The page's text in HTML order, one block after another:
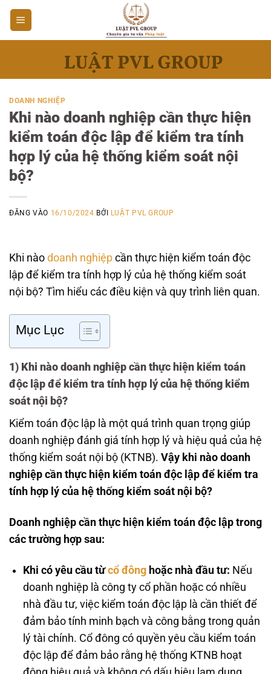
Bỏ
qua
nội
DOANH NGHIỆP
Khi nào doanh nghiệp cần thực hiện
kiểm toán độc lập để kiểm tra tính
hợp lý của hệ thống kiểm soát nội
bộ?
ĐĂNG VÀO 16/10/2024 BỞI LUẬT PVL GROUP
Khi nào doanh nghiệp cần thực hiện kiểm toán độc
lập để kiểm tra tính hợp lý của hệ thống kiểm soát
nội bộ? Tìm hiểu các điều kiện và quy trình liên quan.
Mục Lục
1) Khi nào doanh nghiệp cần thực hiện kiểm toán
độc lập để kiểm tra tính hợp lý của hệ thống kiểm
soát nội bộ?
Kiểm toán độc lập là một quá trình quan trọng giúp
doanh nghiệp đánh giá tính hợp lý và hiệu quả của hệ
thống kiểm soát nội bộ (KTNB). Vậy khi nào doanh
nghiệp cần thực hiện kiểm toán độc lập để kiểm tra
tính hợp lý của hệ thống kiểm soát nội bộ?
Doanh nghiệp cần thực hiện kiểm toán độc lập trong
các trường hợp sau:
Khi có yêu cầu từcổ đônghoặc nhà đầu tư: Nếu
doanh nghiệp là công ty cổ phần hoặc có nhiều
nhà đầu tư, việc kiểm toán độc lập là cần thiết để
đảm bảo tính minh bạch và công bằng trong quản
lý tài chính. Cổ đông có quyền yêu cầu kiểm toán
độc lập để đảm bảo rằng hệ thống KTNB hoạt